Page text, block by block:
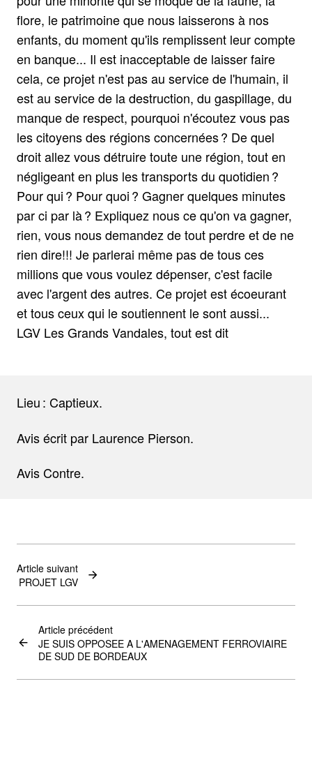
flore, le patrimoine que nous laisserons à nos
enfants, du moment qu'ils remplissent leur compte
en banque... Il est inacceptable de laisser faire
cela, ce projet n'est pas au service de l'humain, il
est au service de la destruction, du gaspillage, du
manque de respect, pourquoi n'écoutez vous pas
les citoyens des régions concernées ? De quel
droit allez vous détruire toute une région, tout en
négligeant en plus les transports du quotidien ?
Pour qui ? Pour quoi ? Gagner quelques minutes
par ci par là ? Expliquez nous ce qu'on va gagner,
rien, vous nous demandez de tout perdre et de ne
rien dire!!! Je parlerai même pas de tous ces
millions que vous voulez dépenser, c'est facile
avec l'argent des autres. Ce projet est écoeurant
et tous ceux qui le soutiennent le sont aussi...
LGV Les Grands Vandales, tout est dit
Lieu : Captieux.
Avis écrit par Laurence Pierson.
Avis Contre.
Article précédent
JE SUIS OPPOSEE A L'AMENAGEMENT FERROVIAIRE
DE SUD DE BORDEAUX
Article suivant
PROJET LGV